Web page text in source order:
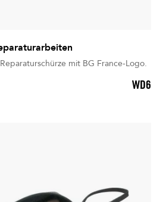
mit BG France-Logo.
WD6